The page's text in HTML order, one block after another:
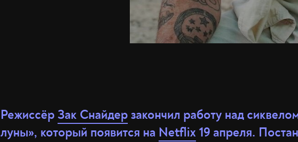
РежиссёрЗак Снайдерзакончил работу над
луны», который появится на Netflix19 апреля.